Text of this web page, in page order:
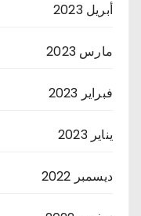
أبريل 2023
مارس 2023
فبراير 2023
يناير 2023
ديسمبر 2022